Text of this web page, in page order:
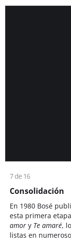
7 de 16
Consolidación
En 1980 Bosé
esta primera
amor y Te amaré,
listas en